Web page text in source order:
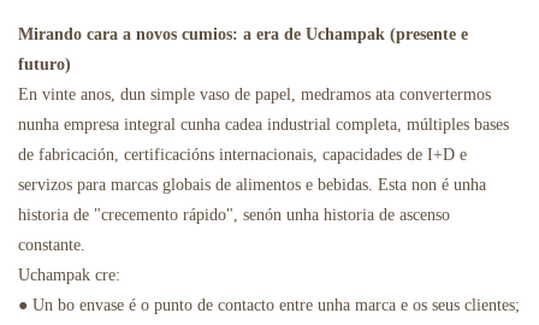
Mirando cara a novos cumios: a era de Uchampak (presente e
futuro)
En vinte anos, dun simple vaso de papel, medramos ata convertermos
nunha empresa integral cunha cadea industrial completa, múltiples bases
de fabricación, certificacións internacionais, capacidades de I+D e
servizos para marcas globais de alimentos e bebidas. Esta non é unha
historia de "crecemento rápido", senón unha historia de ascenso
constante.
Uchampak cre:
● Un bo envase é o punto de contacto entre unha marca e os seus clientes;